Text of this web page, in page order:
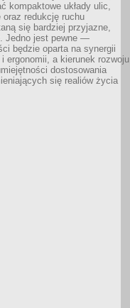
kompaktowe układy ulic,
redukcję ruchu
się bardziej przyjazne,
Jedno jest pewne —
będzie oparta na synergii
ergonomii, a kierunek rozwoju
dostosowania
się realiów życia